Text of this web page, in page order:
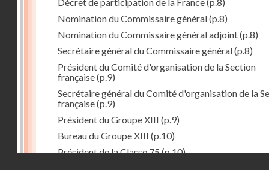
Nomination du Commissaire général(p.8)
Nomination du Commissaire général adjoint(p.8)
Secrétaire général du Commissaire général(p.8)
Président du Comité d'organisation de la Section
française(p.9)
Secrétaire général du Comité d'organisation de la
française(p.9)
Président du Groupe XIII (p.9)
Bureau du Groupe XIII (p.10)
Président de la Classe 75(p.10)